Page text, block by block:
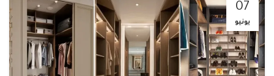
07
يونيو